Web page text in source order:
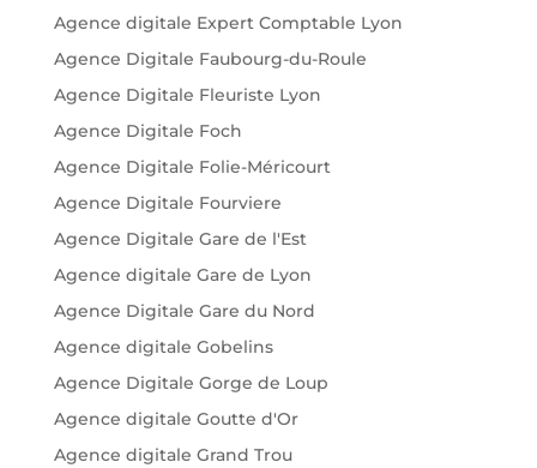
Agence digitale Expert Comptable Lyon
Agence Digitale Faubourg-du-Roule
Agence Digitale Fleuriste Lyon
Agence Digitale Foch
Agence Digitale Folie-Méricourt
Agence Digitale Fourviere
Agence Digitale Gare de l'Est
Agence digitale Gare de Lyon
Agence Digitale Gare du Nord
Agence digitale Gobelins
Agence Digitale Gorge de Loup
Agence digitale Goutte d'Or
Agence digitale Grand Trou